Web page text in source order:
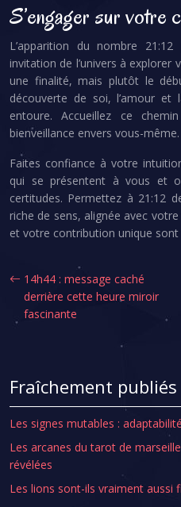
S’engager sur votre
L’apparition du nombre
invitation de l’univers à explorer
une finalité, mais plutôt le
découverte de soi, l’amour
entoure. Accueillez ce
bienveillance envers vous-même.
Faites confiance à votre
qui se présentent à vous et
certitudes. Permettez à 21:12
riche de sens, alignée avec
et votre contribution unique sont
14h44 : message caché
derrière cette heure miroir
fascinante
Fraîchement publiés
Les signes mutables :
Les arcanes du tarot de
révélées
Les lions sont-ils vraiment aussi